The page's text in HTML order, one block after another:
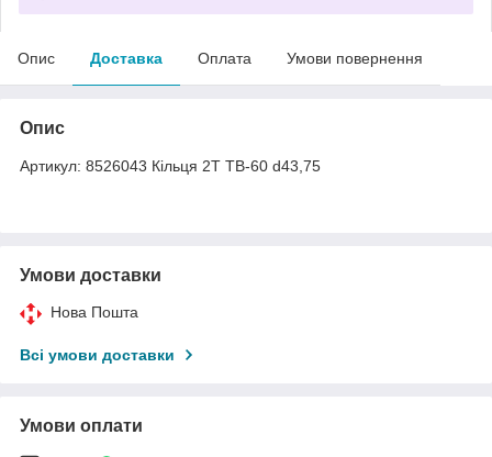
Опис Доставка Оплата Умови повернення
Опис
Артикул: 8526043 Кільця 2Т TB-60 d43,75
Умови доставки
Нова Пошта
Всі умови доставки
Умови оплати